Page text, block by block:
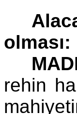
olması:
rehin